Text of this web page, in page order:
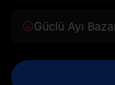
Güclü Ayı